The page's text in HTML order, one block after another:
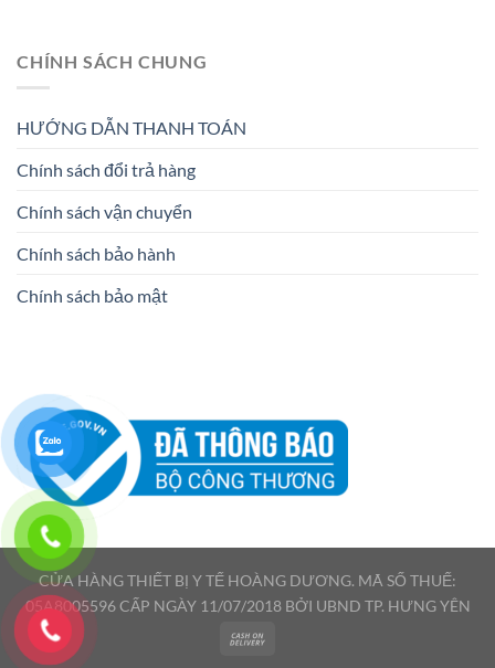
CHÍNH SÁCH CHUNG
HƯỚNG DẪN THANH TOÁN
Chính sách đổi trả hàng
Chính sách vận chuyển
Chính sách bảo hành
Chính sách bảo mật
CỬA HÀNG THIẾT BỊ Y TẾ HOÀNG DƯƠNG. MÃ SỐ THUẾ:
05A8005596 CẤP NGÀY 11/07/2018 BỞI UBND TP. HƯNG YÊN